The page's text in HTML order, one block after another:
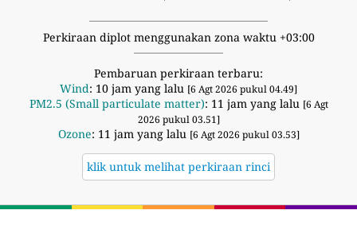
Perkiraan diplot menggunakan zona waktu +03:00
Pembaruan perkiraan terbaru:
Wind: 10 jam yang lalu [6 Agt 2026 pukul 04.49]
PM2.5 (Small particulate matter): 11 jam yang lalu [6 Agt
2026 pukul 03.51]
Ozone: 11 jam yang lalu [6 Agt 2026 pukul 03.53]
klik untuk melihat perkiraan rinci